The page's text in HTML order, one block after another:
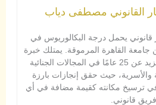
القانوني مصطفى دياب
يحمل درجة البكالوريوس في
جامعة القاهرة المرموقة. يمتلك خبرة
واسعة تزيد عن 25 عامًا في المجالات الجنائية
والأسرية، حيث حقق إنجازات بارزة
ترسيخ مكانته كقيمة مضافة في أي
فريق قانوني.